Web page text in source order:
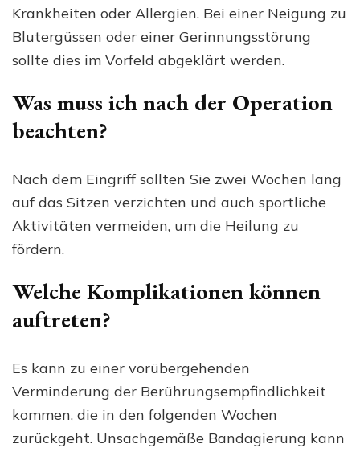
Krankheiten oder Allergien. Bei einer Neigung zu
Blutergüssen oder einer Gerinnungsstörung
sollte dies im Vorfeld abgeklärt werden.
Was muss ich nach der Operation
beachten?
Nach dem Eingriff sollten Sie zwei Wochen lang
auf das Sitzen verzichten und auch sportliche
Aktivitäten vermeiden, um die Heilung zu
fördern.
Welche Komplikationen können
auftreten?
Es kann zu einer vorübergehenden
Verminderung der Berührungsempfindlichkeit
kommen, die in den folgenden Wochen
zurückgeht. Unsachgemäße Bandagierung kann